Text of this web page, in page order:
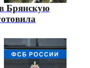
Брянскую